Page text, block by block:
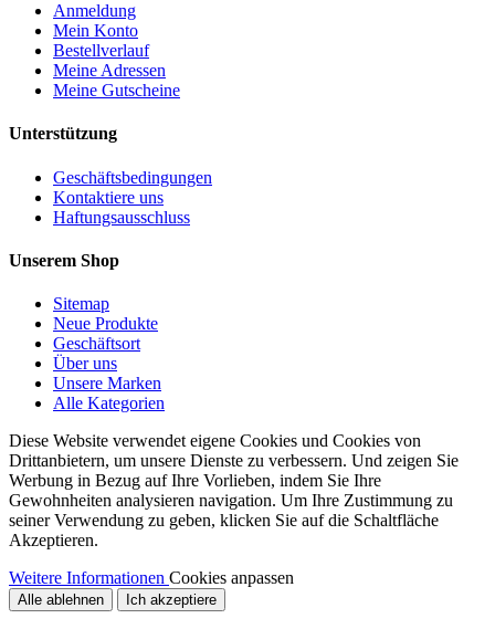
Anmeldung
Mein Konto
Bestellverlauf
Meine Adressen
Meine Gutscheine
Unterstützung
Geschäftsbedingungen
Kontaktiere uns
Haftungsausschluss
Unserem Shop
Sitemap
Neue Produkte
Geschäftsort
Über uns
Unsere Marken
Alle Kategorien
Diese Website verwendet eigene Cookies und Cookies von
Drittanbietern, um unsere Dienste zu verbessern. Und zeigen Sie
Werbung in Bezug auf Ihre Vorlieben, indem Sie Ihre
Gewohnheiten analysieren navigation. Um Ihre Zustimmung zu
seiner Verwendung zu geben, klicken Sie auf die Schaltfläche
Akzeptieren.
Weitere Informationen Cookies anpassen
Alle ablehnen Ich akzeptiere